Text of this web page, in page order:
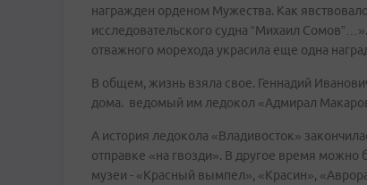
награжден орденом Мужества. Как
исследовательского судна “Михаил
отважного морехода украсила еще одна
В общем, жизнь взяла свое. Геннадий
дома. ведомый им ледокол «Адмирал
А история ледокола «Владивосток»
отправке «на гвозди». В другое время можно
музеи - «Красный вымпел», «Красин»,